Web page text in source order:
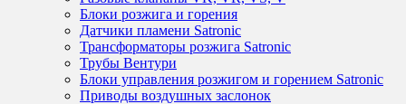
Блоки розжига и горения
Датчики пламени Satronic
Трансформаторы розжига Satronic
Трубы Вентури
Блоки управления розжигом и горением Satronic
Приводы воздушных заслонок